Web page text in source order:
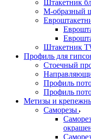
Штакетник
М-образный
Штакетник
Профиль для
Стоечный
Профиль
Профиль
Метизы и
Саморезы